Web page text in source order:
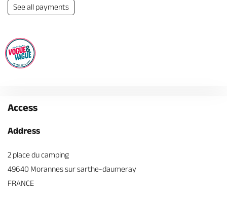
See all payments
Access
Address
2 place du camping
49640 Morannes sur sarthe-daumeray
FRANCE